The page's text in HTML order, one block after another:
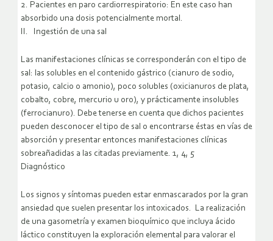
2. Pacientes en paro cardiorrespiratorio: En este caso han
absorbido una dosis potencialmente mortal.
II. Ingestión de una sal
Las manifestaciones clínicas se corresponderán con el tipo de
sal: las solubles en el contenido gástrico (cianuro de sodio,
potasio, calcio o amonio), poco solubles (oxicianuros de plata,
cobalto, cobre, mercurio u oro), y prácticamente insolubles
(ferrocianuro). Debe tenerse en cuenta que dichos pacientes
pueden desconocer el tipo de sal o encontrarse éstas en vías de
absorción y presentar entonces manifestaciones clínicas
sobreañadidas a las citadas previamente. 1, 4, 5
Diagnóstico
Los signos y síntomas pueden estar enmascarados por la gran
ansiedad que suelen presentar los intoxicados. La realización
de una gasometría y examen bioquímico que incluya ácido
láctico constituyen la exploración elemental para valorar el